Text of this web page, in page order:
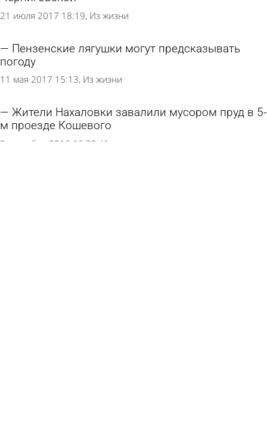
21 июля 2017 18:19 Из жизни
Пензенские лягушки могут предсказывать
погоду
11 мая 2017 15:13 Из жизни
Жители Нахаловки завалили мусором пруд в 5-
м проезде Кошевого
9 сентября 2016 16:39 Из жизни